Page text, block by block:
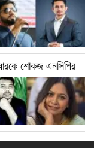
শোকজ এনসিপির